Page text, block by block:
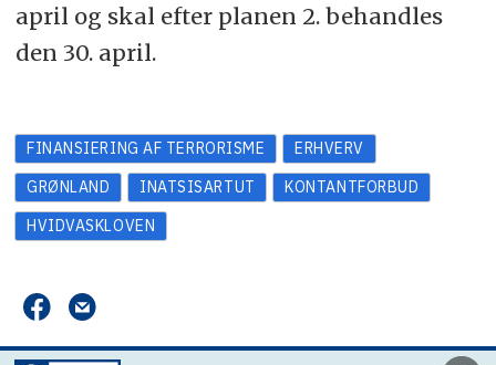
april og skal efter planen 2. behandles
den 30. april.
FINANSIERING AF TERRORISME
ERHVERV
GRØNLAND
INATSISARTUT
KONTANTFORBUD
HVIDVASKLOVEN